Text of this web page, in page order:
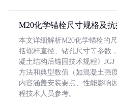
M20化学锚栓尺寸规格及
本文详细解析M20化学锚栓的
括螺杆直径、钻孔尺寸等参数
凝土结构后锚固技术规程》
方法和典型数值（如混凝土强
内容涵盖安装要点、性能影响
程技术人员参考。